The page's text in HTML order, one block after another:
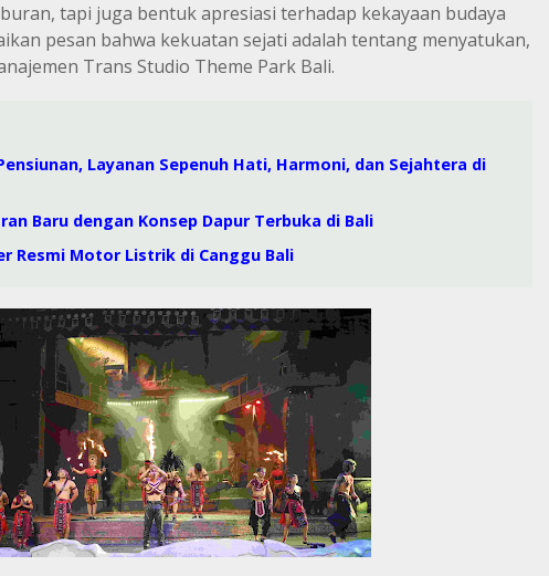
tapi juga bentuk apresiasi terhadap kekayaan budaya
pesan bahwa kekuatan sejati adalah tentang menyatukan,
Trans Studio Theme Park Bali.
Layanan Sepenuh Hati, Harmoni, dan Sejahtera di
Baru dengan Konsep Dapur Terbuka di Bali
Resmi Motor Listrik di Canggu Bali